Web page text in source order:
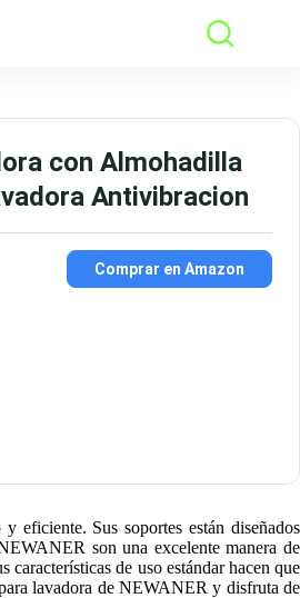
con Almohadilla
Antivibracion
Comprar en Amazon
eficiente. Sus soportes están diseñados
son una excelente manera de
de uso estándar hacen que
lavadora de NEWANER y disfruta de